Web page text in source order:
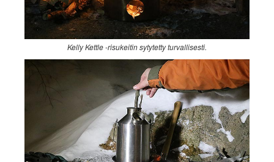
Kelly Kettle -risukeitin sytytetty turvallisesti.